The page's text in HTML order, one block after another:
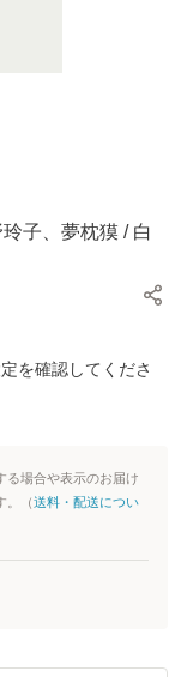
子、夢枕獏 / 白
を確認してくださ
場合や表示のお届け
。（送料・配送につい